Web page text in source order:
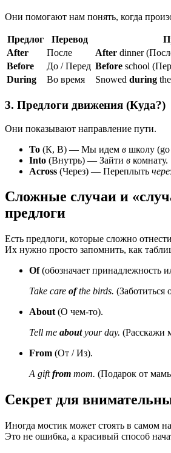
Они помогают нам понять, когда
Предлог Перевод
After
После After dinner
Before
До / Перед Before school
During
Во время Snowed during
3. Предлоги движения (Куда?)
Они показывают направление пути.
To (К, В) — Мы идем в школу (go
Into (Внутрь) — Зайти в комнату.
Across (Через) — Переплыть
Сложные случаи и
предлоги
Есть предлоги, которые сложно
Их нужно просто запомнить, как
Of(обозначает принадлежность
Take care ofthe birds. (Заботиться
About (О чем-то).
Tell me aboutyour day. (Расскажи
From (От / Из).
A giftfrom mom. (Подарок от
Секрет для
Иногда мостик может стоять в самом
Это не ошибка, а красивый способ